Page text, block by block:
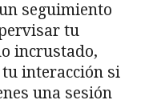
seguimiento
tu
incrustado,
interacción si
una sesión